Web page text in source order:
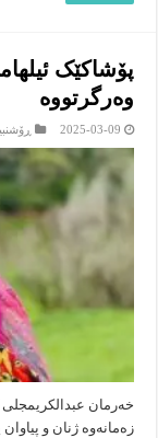
پۆشاکێک
وەرگرتووە
2025-03-09
خەرمان
زەمانەوە ژنان و